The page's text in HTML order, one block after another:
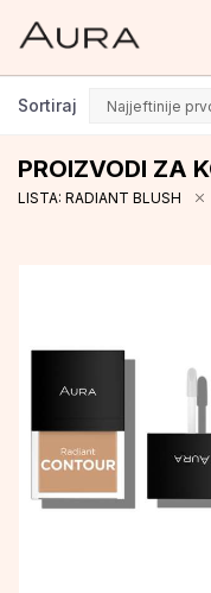
PROIZVODI ZA
Sortiraj
LISTA: RADIANT BLUSH